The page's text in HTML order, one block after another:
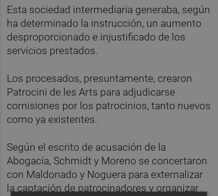
Esta sociedad intermediaria generaba, según
ha determinado la instrucción, un aumento
desproporcionado e injustificado de los
servicios prestados.
Los procesados, presuntamente, crearon
Patrocini de les Arts para adjudicarse
comisiones por los patrocinios, tanto nuevos
como ya existentes.
Según el escrito de acusación de la
Abogacía, Schmidt y Moreno se concertaron
con Maldonado y Noguera para externalizar
la captación de patrocinadores y organizar